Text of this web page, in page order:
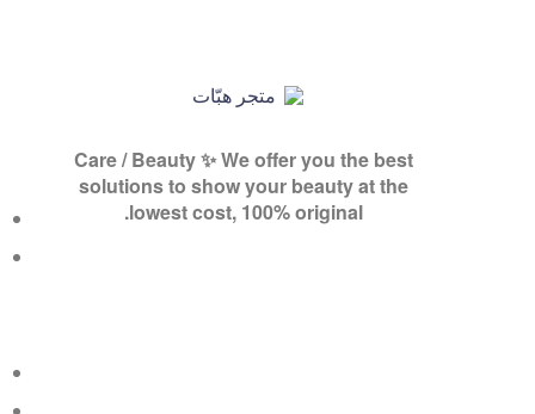
هبّات
Care / Beauty ✨ We offer you the best
solutions to show your beauty at the
lowest cost, 100% original.